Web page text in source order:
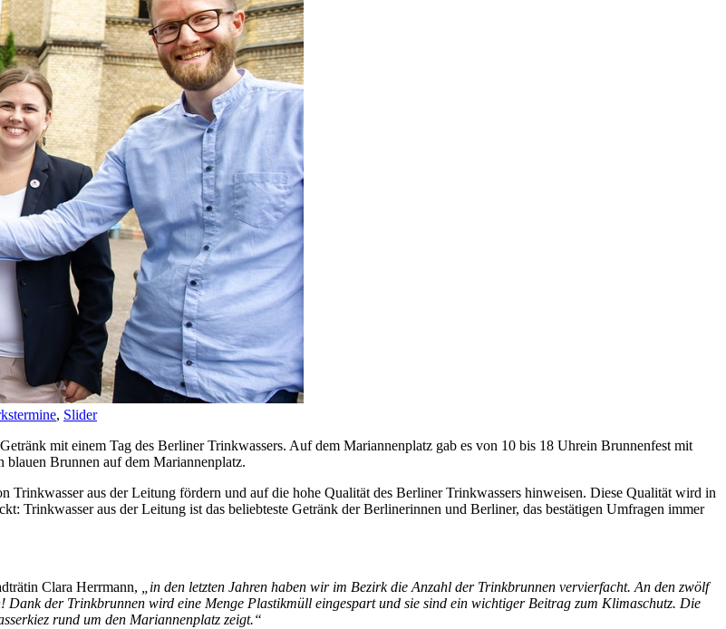
, Slider
mit einem Tag des Berliner Trinkwassers. Auf dem Mariannenplatz gab es von 10 bis 18 Uhrein Brunnenfest mit
blauen Brunnen auf dem Mariannenplatz.
aus der Leitung fördern und auf die hohe Qualität des Berliner Trinkwassers hinweisen. Diese Qualität wird in
Trinkwasser aus der Leitung ist das beliebteste Getränk der Berlinerinnen und Berliner, das bestätigen Umfragen immer
Clara Herrmann,
„in den letzten Jahren haben wir im Bezirk die Anzahl der Trinkbrunnen vervierfacht. An den zwölf
Dank der Trinkbrunnen wird eine Menge Plastikmüll eingespart und sie sind ein wichtiger Beitrag zum Klimaschutz. Die
rund um den Mariannenplatz zeigt.“